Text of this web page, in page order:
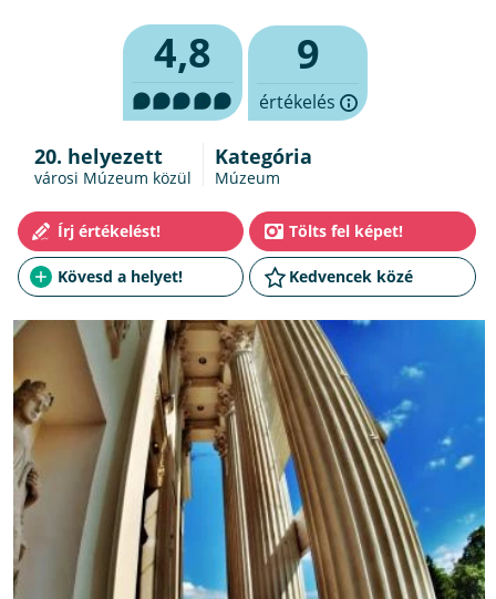
4,8 9
értékelés
20. helyezett
városi Múzeum közül
Kategória
Múzeum